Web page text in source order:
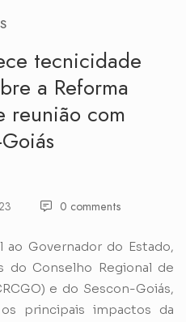
tecnicidade
a Reforma
reunião com
0 comments
ao Governador do Estado,
do Conselho Regional de
e do Sescon-Goiás,
principais impactos da